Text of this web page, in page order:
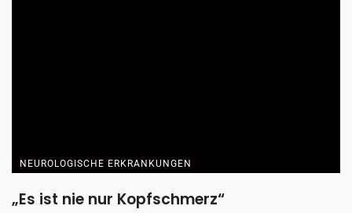
Migräne erkennen und richtig behandeln
Interview mit dem renommierten Kopfschmerzexperten
Professor Dr. Hartmut Göbel. Was ist Migräne? Migräne ist